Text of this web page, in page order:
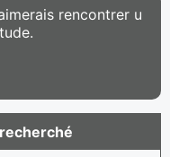
rencontrer u